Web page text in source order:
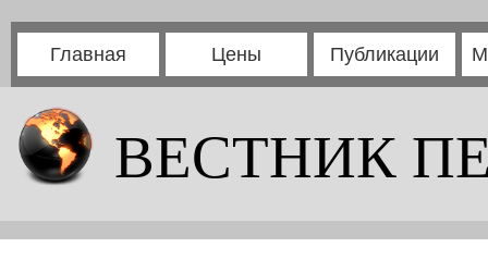
Главная Цены Публикации
ВЕСТНИК